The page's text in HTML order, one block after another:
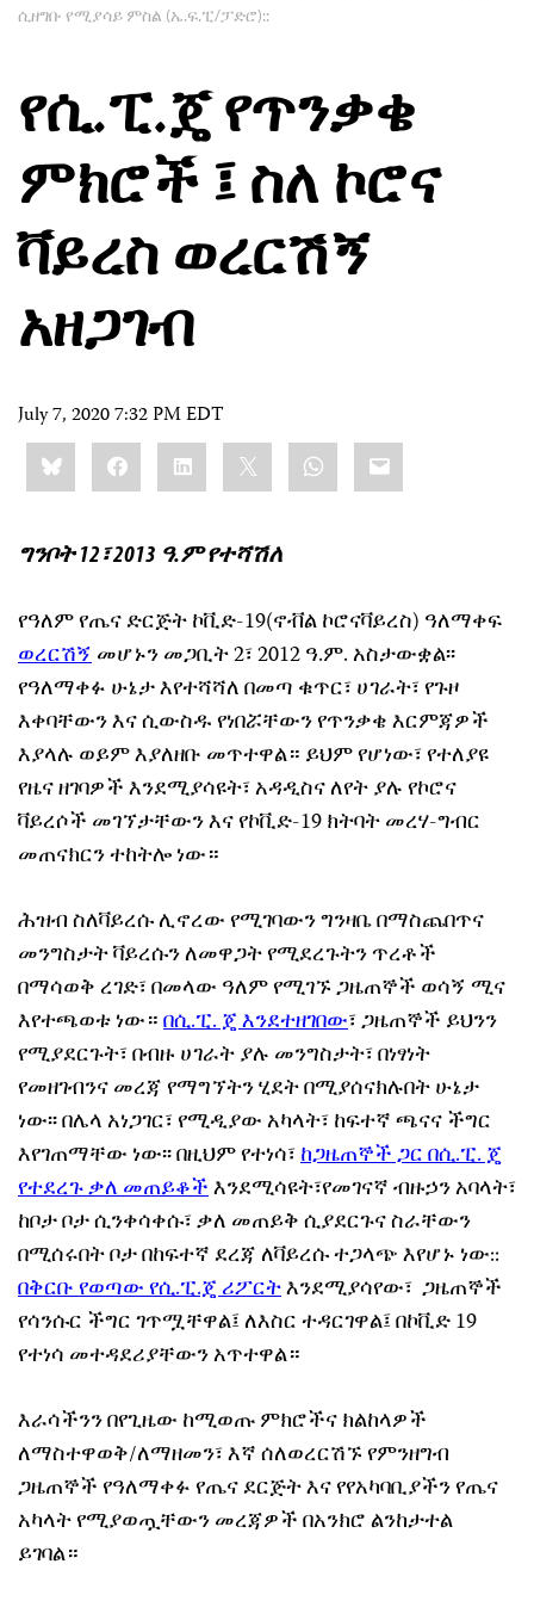
ሲዘግቡ የሚያሳይ ምስል (ኤ.ፍ.ፒ/ፓድሮ)::
የሲ.ፒ.ጄ የጥንቃቄ
ምክሮች ፤ ስለ ኮሮና
ቫይረስ ወረርሽኝ
አዘጋገብ
July 7, 2020 7:32 PM EDT
Share
this:BlueskyFacebookLinkedIn WhatsApp
Email
ግንቦት 12፣ 2013 ዓ.ም የተሻሽለ
የዓለም የጤና ድርጅት ኮቪድ-19(ኖቭል ኮሮናቫይረስ) ዓለማቀፍ
ወረርሽኝመሆኑን መጋቢት 2፣ 2012 ዓ.ም. አስታውቋል፡፡
የዓለማቀፉ ሁኔታ እየተሻሻለ በመጣ ቁጥር፣ ሀገራት፣ የጉዞ
እቀባቸውን እና ሲውስዱ የነበሯቸውን የጥንቃቄ እርምጃዎች
እያላሉ ወይም እያለዘቡ መጥተዋል። ይህም የሆነው፣ የተለያዩ
የዜና ዘገባዎች እንደሚያሳዩት፣ አዳዲስና ለየት ያሉ የኮሮና
ቫይረሶች መገኘታቸውን እና የኮቪድ-19 ክትባት መረሃ-ግብር
መጠናክርን ተከትሎ ነው።
ሕዝብ ስለቫይረሱ ሊኖረው የሚገባውን ግንዛቤ በማስጨበጥና
መንግስታት ቫይረሱን ለመዋጋት የሚደረጉትን ጥረቶች
በማሳወቅ ረገድ፣ በመላው ዓለም የሚገኙ ጋዜጠኞች ወሳኝ ሚና
እየተጫወቱ ነው።በሲ.ፒ. ጄ እንደተዘገበው፣ ጋዜጠኞች ይህንን
የሚያደርጉት፣ በብዙ ሀገራት ያሉ መንግስታት፣ በነፃነት
የመዘገብንና መረጃ የማግኘትን ሂደት በሚያሰናክሉበት ሁኔታ
ነው፡፡ በሌላ አነጋገር፣ የሚዲያው አካላት፣ ከፍተኛ ጫናና ችግር
እየገጠማቸው ነው፡፡ በዚህም የተነሳ፣ከጋዜጠኞች ጋር በሲ.ፒ. ጄ
የተደረጉ ቃለ መጠይቆችእንደሚሳዩት፣የመገናኛ ብዙኃን አባላት፣
ከቦታ ቦታ ሲንቀሳቀሱ፣ ቃለ መጠይቅ ሲያደርጉና ስራቸውን
በሚሰሩበት ቦታ በከፍተኛ ደረጃ ለቫይረሱ ተጋላጭ እየሆኑ ነው::
በቅርቡ የወጣው የሲ.ፒ.ጄ ሪፖርትእንደሚያሳየው፣ ጋዜጠኞች
የሳንሱር ችግር ገጥሟቸዋል፤ ለእስር ተዳርገዋል፤ በኮቪድ 19
የተነሳ መተዳደሪያቸውን አጥተዋል።
እራሳችንን በየጊዜው ከሚወጡ ምክሮችና ክልከላዎች
ለማስተዋወቅ/ለማዘመን፣ እኛ ሰለወረርሽኙ የምንዘግብ
ጋዜጠኞች የዓለማቀፉ የጤና ደርጅት እና የየአካባቢያችን የጤና
አካላት የሚያወጧቸውን መረጃዎች በአንክሮ ልንከታተል
ይገባል።